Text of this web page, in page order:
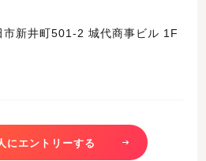
新井町501-2 城代商事ビル 1F
にエントリーする